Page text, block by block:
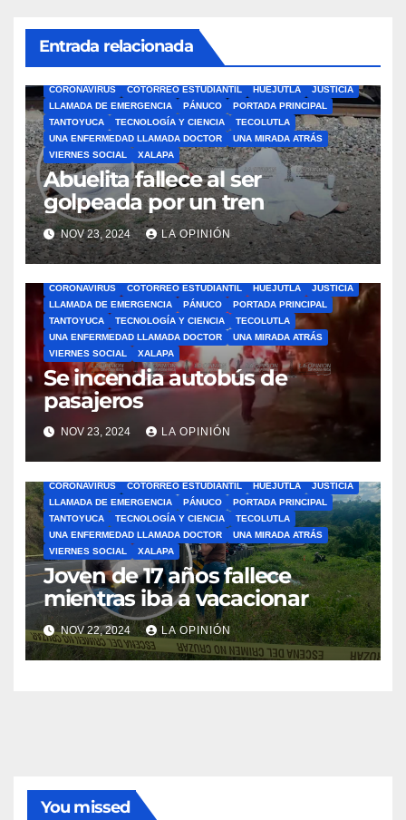
Entrada relacionada
CORONAVIRUS
COTORREO ESTUDIANTIL HUEJUTLA
JUSTICIA
LLAMADA DE EMERGENCIA
PÁNUCO
PORTADA PRINCIPAL
TANTOYUCA
TECNOLOGÍA Y CIENCIA
TECOLUTLA
UNA ENFERMEDAD LLAMADA DOCTOR
UNA MIRADA ATRÁS
VIERNES SOCIAL
XALAPA
Abuelita fallece al ser
golpeada por un tren
NOV 23, 2024 LA OPINIÓN
CORONAVIRUS
COTORREO ESTUDIANTIL HUEJUTLA
JUSTICIA
LLAMADA DE EMERGENCIA
PÁNUCO
PORTADA PRINCIPAL
TANTOYUCA
TECNOLOGÍA Y CIENCIA
TECOLUTLA
UNA ENFERMEDAD LLAMADA DOCTOR
UNA MIRADA ATRÁS
VIERNES SOCIAL
XALAPA
Se incendia autobús de
pasajeros
NOV 23, 2024 LA OPINIÓN
CORONAVIRUS
COTORREO ESTUDIANTIL HUEJUTLA
JUSTICIA
LLAMADA DE EMERGENCIA
PÁNUCO
PORTADA PRINCIPAL
TANTOYUCA
TECNOLOGÍA Y CIENCIA
TECOLUTLA
UNA ENFERMEDAD LLAMADA DOCTOR
UNA MIRADA ATRÁS
VIERNES SOCIAL
XALAPA
Joven de 17 años fallece
mientras iba a vacacionar
NOV 22, 2024 LA OPINIÓN
You missed